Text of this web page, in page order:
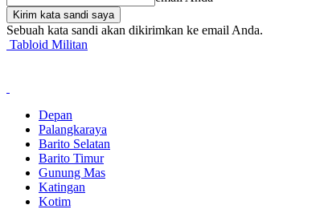
Sebuah kata sandi akan dikirimkan ke email Anda.
Tabloid Militan
Depan
Palangkaraya
Barito Selatan
Barito Timur
Gunung Mas
Katingan
Kotim